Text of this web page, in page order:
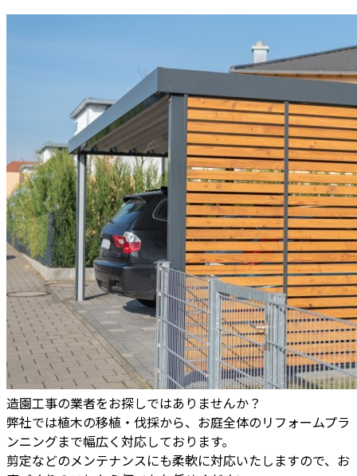
造園工事の業者をお探しではありませんか？
弊社では植木の移植・伐採から、お庭全体のリフォームプラ
ンニングまで幅広く対応しております。
剪定などのメンテナンスにも柔軟に対応いたしますので、お